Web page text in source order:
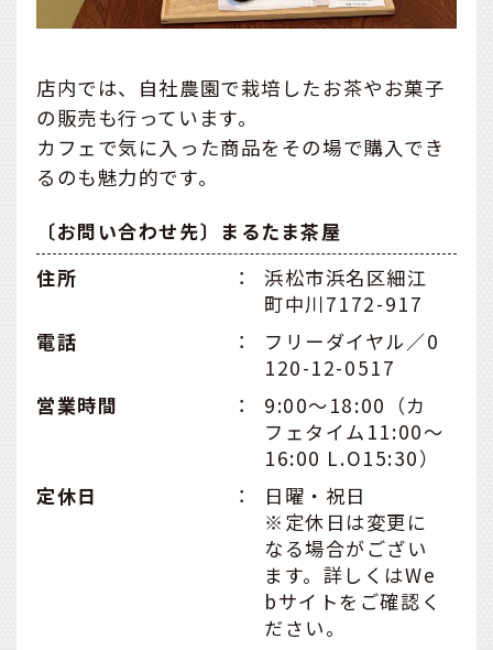
店内では、自社農園で栽培したお茶やお菓子
の販売も行っています。
カフェで気に入った商品をその場で購入でき
るのも魅力的です。
〔お問い合わせ先〕まるたま茶屋
住所
：
浜松市浜名区細江
町中川7172-917
電話
：
フリーダイヤル／0
120-12-0517
営業時間
：
9:00〜18:00（カ
フェタイム11:00〜
16:00 L.O15:30）
定休日
：
日曜・祝日
※定休日は変更に
なる場合がござい
ます。詳しくはWe
bサイトをご確認く
ださい。